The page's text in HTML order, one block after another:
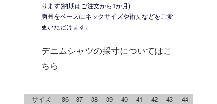
ります(納期はご注文から1か月)
胸囲をベースにネックサイズや裄丈などをご変
更いただけます。
デニムシャツの採寸についてはこ
ちら
サイズ 36 37 38 39 40 41 42 43
44